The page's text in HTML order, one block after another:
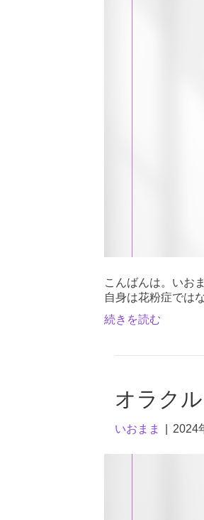
こんばんは。いお
自身は花粉症では
続きを読む
オラク
いおまま 2024